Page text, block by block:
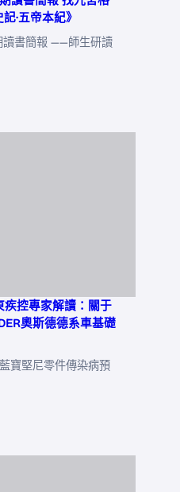
·五帝本紀》
讀書簡報 ——師生研讀
疾控專家解讀：關于
奧斯德德系車基礎
寶堅尼零件傳染病預